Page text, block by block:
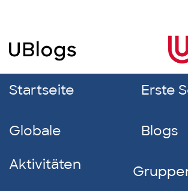
Startseite Erste
Globale
Aktivitäten
Blogs